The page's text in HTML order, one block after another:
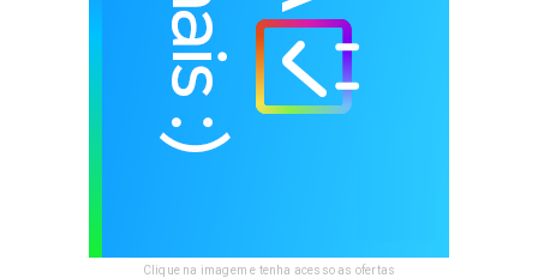
Clique na imagem e tenha acesso as ofertas